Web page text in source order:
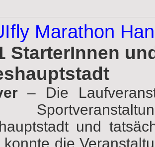
Marathon
StarterInnen
– Die
und
konnte die